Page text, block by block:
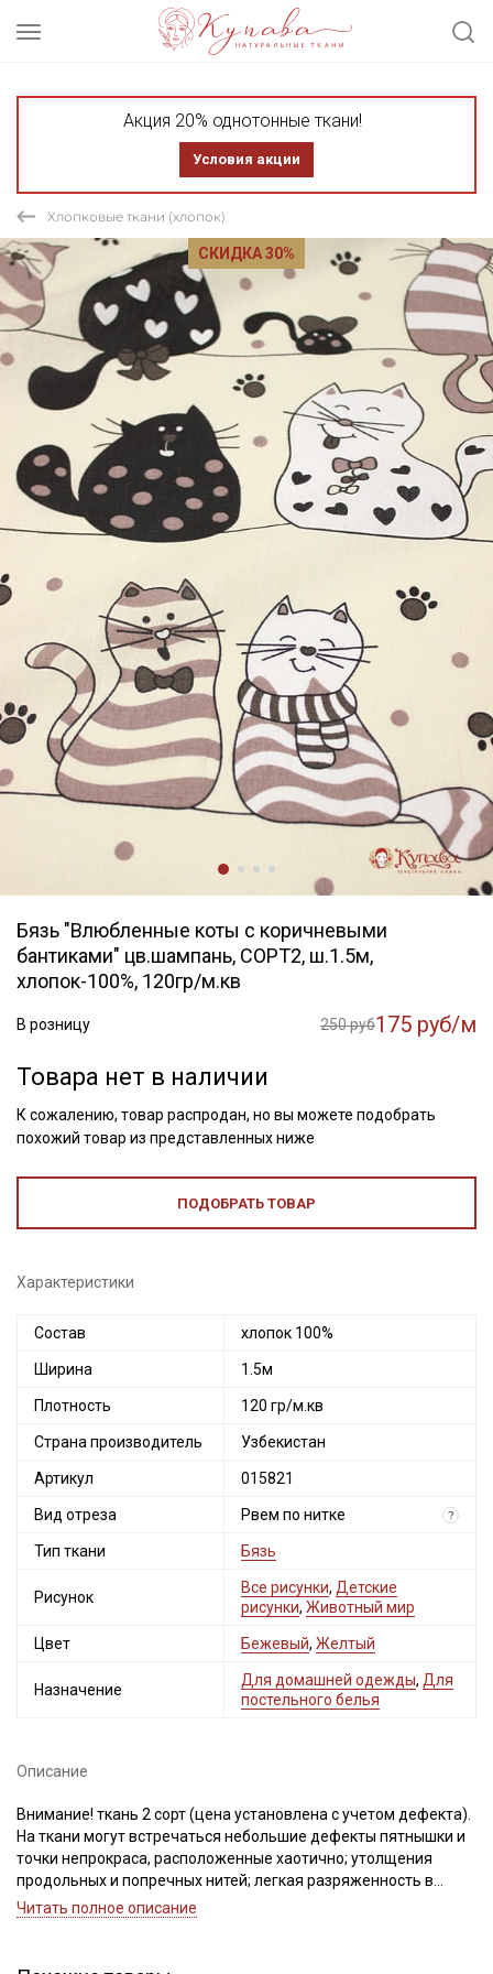
Акция 20% однотонные ткани!
Условия акции
Хлопковые ткани (хлопок)
СКИДКА 30%
Бязь "Влюбленные коты с коричневыми
бантиками" цв.шампань, СОРТ2, ш.1.5м,
хлопок-100%, 120гр/м.кв
В розницу 250 руб175 руб/м
Товара нет в наличии
К сожалению, товар распродан, но вы можете подобрать
похожий товар из представленных ниже
ПОДОБРАТЬ ТОВАР
Характеристики
Состав хлопок 100%
Ширина 1.5м
Плотность 120 гр/м.кв
Страна производитель Узбекистан
Артикул 015821
Вид отреза Рвем по нитке ?
Тип ткани Бязь
Рисунок
Все рисунки, Детские
рисунки, Животный мир
Цвет Бежевый, Желтый
Назначение
Для домашней одежды, Для
постельного белья
Описание
Внимание! ткань 2 сорт (цена установлена с учетом дефекта).
На ткани могут встречаться небольшие дефекты пятнышки и
точки непрокраса, расположенные хаотично; утолщения
продольных и попречных нитей; легкая разряженность в
плетении из-за неравномерного распределения нитей;
производстве применялось сырье 2 сорта.
Читать полное описание